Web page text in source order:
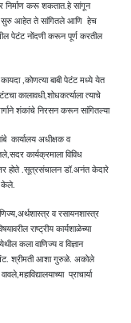
निर्माण करू शकतात.हे सांगून
सुरु आहेत ते सांगितले आणि हेच
पेटंट नोंदणी करून पूर्ण करतील
,कोणत्या बाबी पेटंट मध्ये येत
कालावधी,शोधकर्त्याला त्याचे
शंकांचे निरसन करून सांगितल्या
कार्यालय अधीक्षक व
कार्यक्रमाला विविध
हजर होते .सूत्रसंचालन डॉ.अनंत केदारे
केले.
व रसायनशास्त्र
राष्ट्रीय कार्यशाळेच्या
कला वाणिज्य व विज्ञान
श्रीमती आशा गुरुळे. अकोले
प्राचार्या